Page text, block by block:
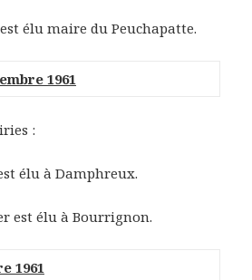
élu maire du Peuchapatte.
1961
:
élu à Damphreux.
élu à Bourrignon.
1961